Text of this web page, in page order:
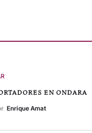
EN ONDARA
Enrique Amat